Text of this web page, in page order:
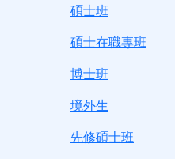
碩士班
碩士在職專班
博士班
境外生
先修碩士班